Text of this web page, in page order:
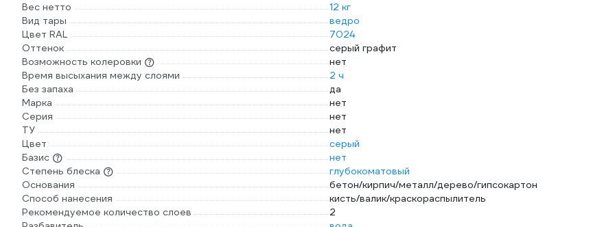
Вес нетто
12 кг
Вид тары
ведро
Цвет RAL
7024
Оттенок
серый графит
Возможность колеровки
нет
Время высыхания между слоями
2 ч
Без запаха
да
Марка
нет
Серия
нет
ТУ
нет
Цвет
серый
Базис
нет
Степень блеска
глубокоматовый
Основания
бетон/кирпич/металл/дерево/гипсокартон
Способ нанесения
кисть/валик/краскораспылитель
Рекомендуемое количество слоев
2